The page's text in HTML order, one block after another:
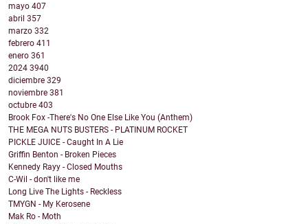
mayo 407
abril 357
marzo 332
febrero 411
enero 361
2024 3940
diciembre 329
noviembre 381
octubre 403
Brook Fox -There's No One Else Like You (Anthem)
THE MEGA NUTS BUSTERS - PLATINUM ROCKET
PICKLE JUICE - Caught In A Lie
Griffin Benton - Broken Pieces
Kennedy Rayy - Closed Mouths
C-Wil - don't like me
Long Live The Lights - Reckless
TMYGN - My Kerosene
Mak Ro - Moth